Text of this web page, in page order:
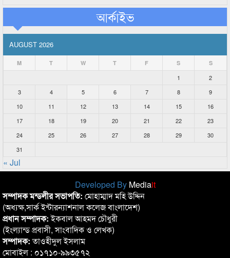
আর্কাইভ
AUGUST 2026
M T W T F S S
1
2
3
4 5 6 7 8
9
10
11 12 13 14 15
16
17
18 19 20 21 22
23
24
25 26 27 28 29
30
31
« Jul
Developed By Mediait
সম্পাদক মন্ডলীর সভাপতি: মোহাম্মাদ মহি উদ্দিন
(অধ্যক্ষ,সার্ক ইন্টারন্যাশনাল কলেজ বাংলাদেশ)
প্রধান সম্পাদক:ইকবাল আহমদ চৌধুরী
(ইংল্যান্ড প্রবাসী, সাংবাদিক ও লেখক)
সম্পাদক:তাওহীদুল ইসলাম
মোবাইল : ০১৭১০-৯৯৩৫৭২